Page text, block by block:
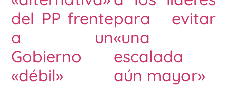
del PP frente
a un
Gobierno
«débil»
para evitar
«una
escalada
aún mayor»